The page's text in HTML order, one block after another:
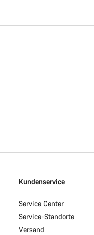
Kundenservice
Service Center
Service-Standorte
Versand